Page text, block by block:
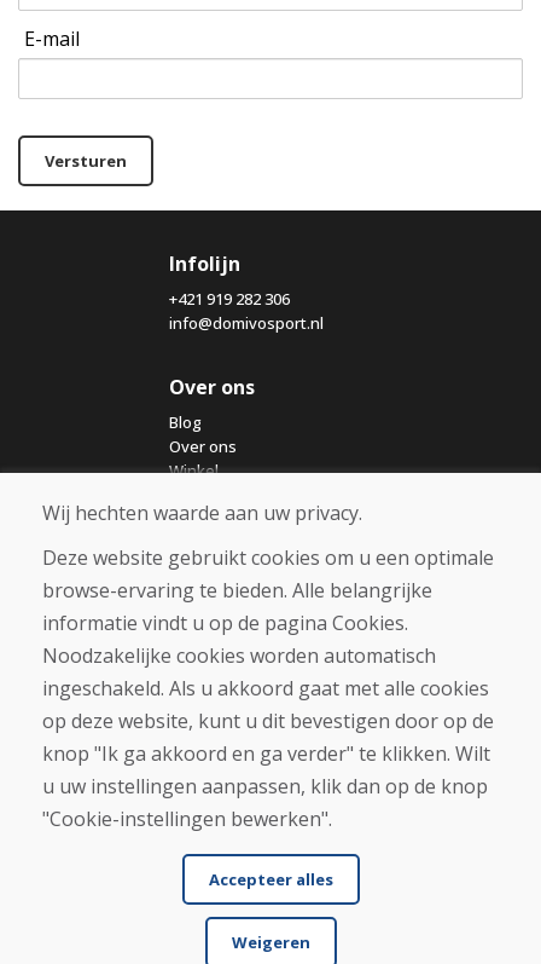
E-mail
Versturen
Infolijn
+421 919 282 306
info@domivosport.nl
Over ons
Blog
Over ons
Winkel
Aankoop
Eshop
Algemene voorwaarden
Vervoer
Betaling
Klacht
Retourneren en ruilen van goederen
Cookies
Wij hechten waarde aan uw privacy.
Deze website gebruikt cookies om u een optimale
browse-ervaring te bieden. Alle belangrijke
informatie vindt u op de pagina Cookies.
Noodzakelijke cookies worden automatisch
ingeschakeld. Als u akkoord gaat met alle cookies
op deze website, kunt u dit bevestigen door op de
knop "Ik ga akkoord en ga verder" te klikken. Wilt
u uw instellingen aanpassen, klik dan op de knop
"Cookie-instellingen bewerken".
Accepteer alles
Weigeren